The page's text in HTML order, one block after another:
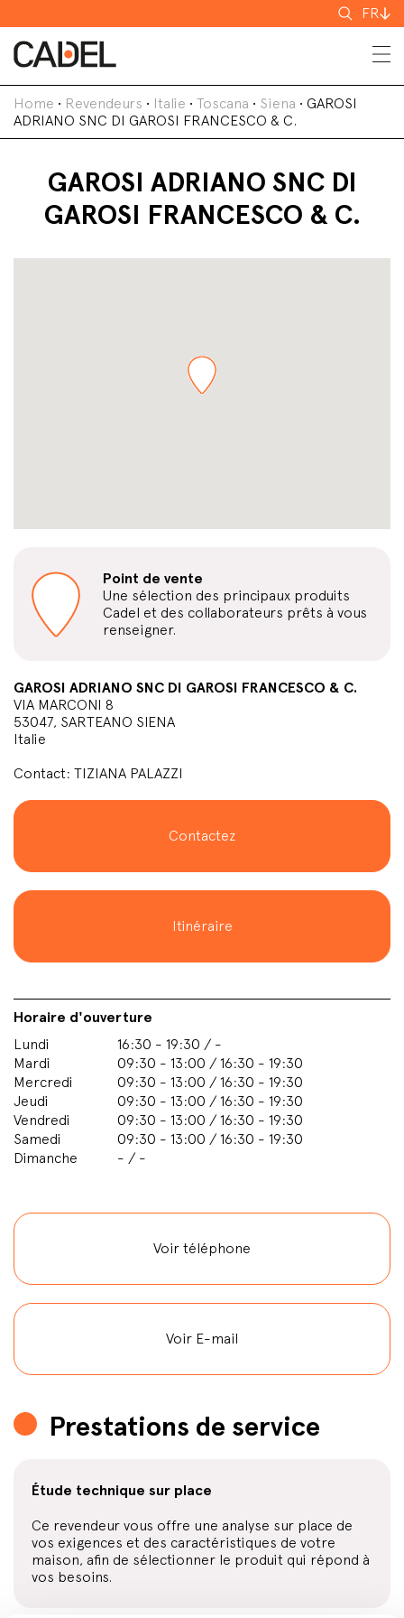
FR
Home • Revendeurs • Italie • Toscana • Siena • GAROSI
ADRIANO SNC DI GAROSI FRANCESCO & C.
GAROSI ADRIANO SNC DI
GAROSI FRANCESCO & C.
Point de vente
Une sélection des principaux produits
Cadel et des collaborateurs prêts à vous
renseigner.
GAROSI ADRIANO SNC DI GAROSI FRANCESCO & C.
VIA MARCONI 8
53047, SARTEANO SIENA
Italie
Contact: TIZIANA PALAZZI
Contactez
Itinéraire
Horaire d'ouverture
Lundi
16:30 - 19:30 / -
Mardi
09:30 - 13:00 / 16:30 - 19:30
Mercredi
09:30 - 13:00 / 16:30 - 19:30
Jeudi
09:30 - 13:00 / 16:30 - 19:30
Vendredi
09:30 - 13:00 / 16:30 - 19:30
Samedi
09:30 - 13:00 / 16:30 - 19:30
Dimanche
- / -
Voir téléphone
Voir E-mail
Prestations de service
Étude technique sur place
Ce revendeur vous offre une analyse sur place de
vos exigences et des caractéristiques de votre
maison, afin de sélectionner le produit qui répond à
vos besoins.